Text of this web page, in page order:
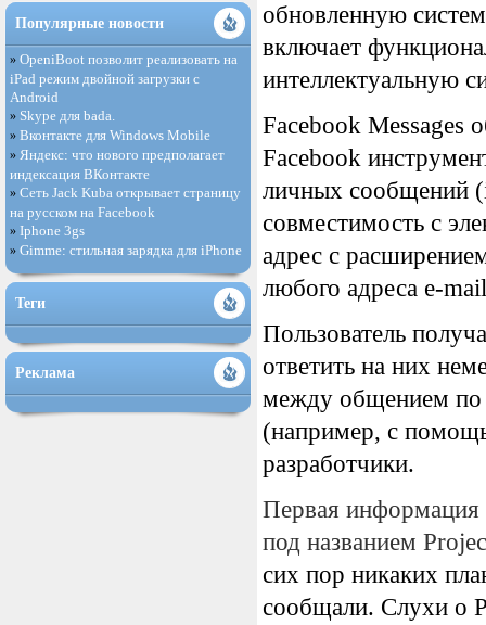
обновленную
включает
интеллектуальную
Facebook Messages
Facebook
личных сообщений
совместимость с
адрес с
любого адреса e-
Пользователь
ответить на них
между общением по
(например, с
разработчики.
Первая информация
под названием
сих пор никаких
сообщали. Слухи о
Популярные новости
» OpeniBoot позволит реализовать на
iPad режим двойной загрузки с
Android
» Skype для bada.
» Вконтакте для Windows Mobile
» Яндекс: что нового предполагает
индексация ВКонтакте
» Сеть Jack Kuba открывает страницу
на русском на Facebook
» Iphone 3gs
» Gimme: стильная зарядка для iPhone
Теги
Реклама